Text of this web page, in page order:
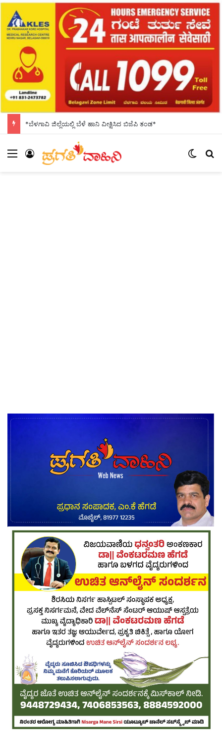
*ಬೆಳಗಾವಿ ಜಿಲ್ಲೆಯಲ್ಲಿ ಬೆಳೆ ಹಾನಿ ವೀಕ್ಷಿಸಿದ ಬಿಜೆಪಿ ತಂಡ*
Menu Log In